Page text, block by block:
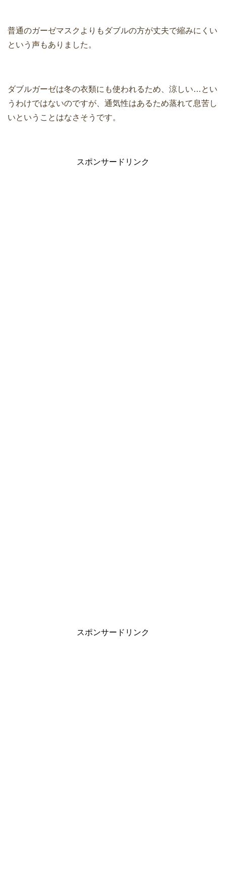
普通のガーゼマスクよりもダブルの方が丈夫で縮みにくい
という声もありました。
ダブルガーゼは冬の衣類にも使われるため、涼しい…とい
うわけではないのですが、通気性はあるため蒸れて息苦し
いということはなさそうです。
スポンサードリンク
スポンサードリンク